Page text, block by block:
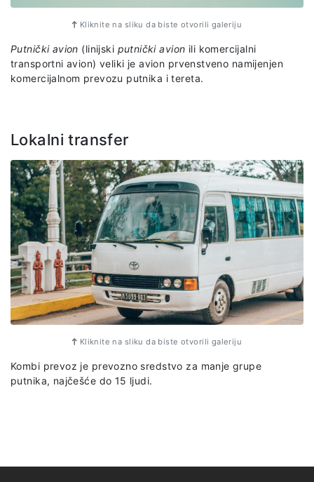
Kliknite na sliku da biste otvorili galeriju
Putnički avion (linijski putnički avion ili komercijalni
transportni avion) veliki je avion prvenstveno namijenjen
komercijalnom prevozu putnika i tereta.
Lokalni transfer
Kliknite na sliku da biste otvorili galeriju
Kombi prevoz je prevozno sredstvo za manje grupe
putnika, najčešće do 15 ljudi.